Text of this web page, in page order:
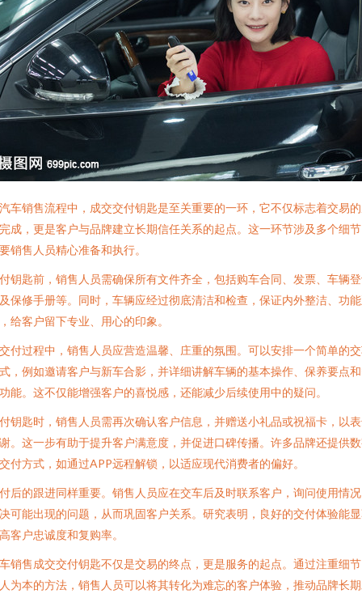
车销售流程中，成交交付钥匙是至关重要的一环，它不仅标志着交易
成，更是客户与品牌建立长期信任关系的起点。这一环节涉及多个细
销售人员精心准备和执行。
钥匙前，销售人员需确保所有文件齐全，包括购车合同、发票、车辆
保修手册等。同时，车辆应经过彻底清洁和检查，保证内外整洁、功
给客户留下专业、用心的印象。
付过程中，销售人员应营造温馨、庄重的氛围。可以安排一个简单的
，例如邀请客户与新车合影，并详细讲解车辆的基本操作、保养要点
能。这不仅能增强客户的喜悦感，还能减少后续使用中的疑问。
钥匙时，销售人员需再次确认客户信息，并赠送小礼品或祝福卡，以
。这一步有助于提升客户满意度，并促进口碑传播。许多品牌还提供
付方式，如通过APP远程解锁，以适应现代消费者的偏好。
后的跟进同样重要。销售人员应在交车后及时联系客户，询问使用情
可能出现的问题，从而巩固客户关系。研究表明，良好的交付体验能
客户忠诚度和复购率。
销售成交交付钥匙不仅是交易的终点，更是服务的起点。通过注重细
为本的方法，销售人员可以将其转化为难忘的客户体验，推动品牌长